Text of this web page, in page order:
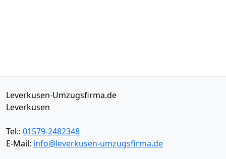
Leverkusen-Umzugsfirma.de
Leverkusen
Tel.: 01579-2482348
E-Mail: info@leverkusen-umzugsfirma.de